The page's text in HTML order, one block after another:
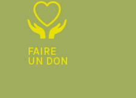
FAIRE
UN DON